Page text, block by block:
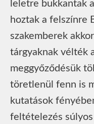
leletre bukkantak
hoztak a felszínre
szakemberek
tárgyaknak vélték
meggyőződésük
töretlenül fenn is
kutatások
feltételezés